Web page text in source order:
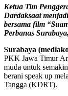
Ketua Tim
Dardaksaat
bersama film
Perbanas
Surabaya
PKK Jawa Timur
muda untuk
berani speak up
Tangga (KDRT).